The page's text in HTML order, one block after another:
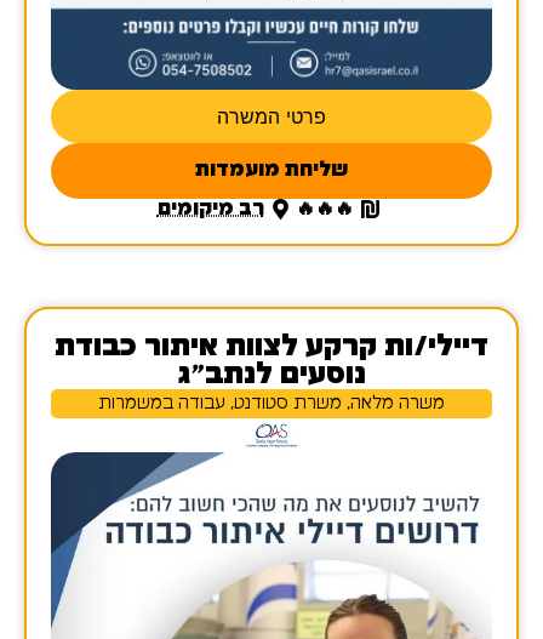
פרטי המשרה
שליחת מועמדות
🔥🔥🔥
רב מיקומים
דיילי/ות קרקע לצוות איתור כבודת
נוסעים לנתב"ג
משרה מלאה, משרת סטודנט, עבודה במשמרות